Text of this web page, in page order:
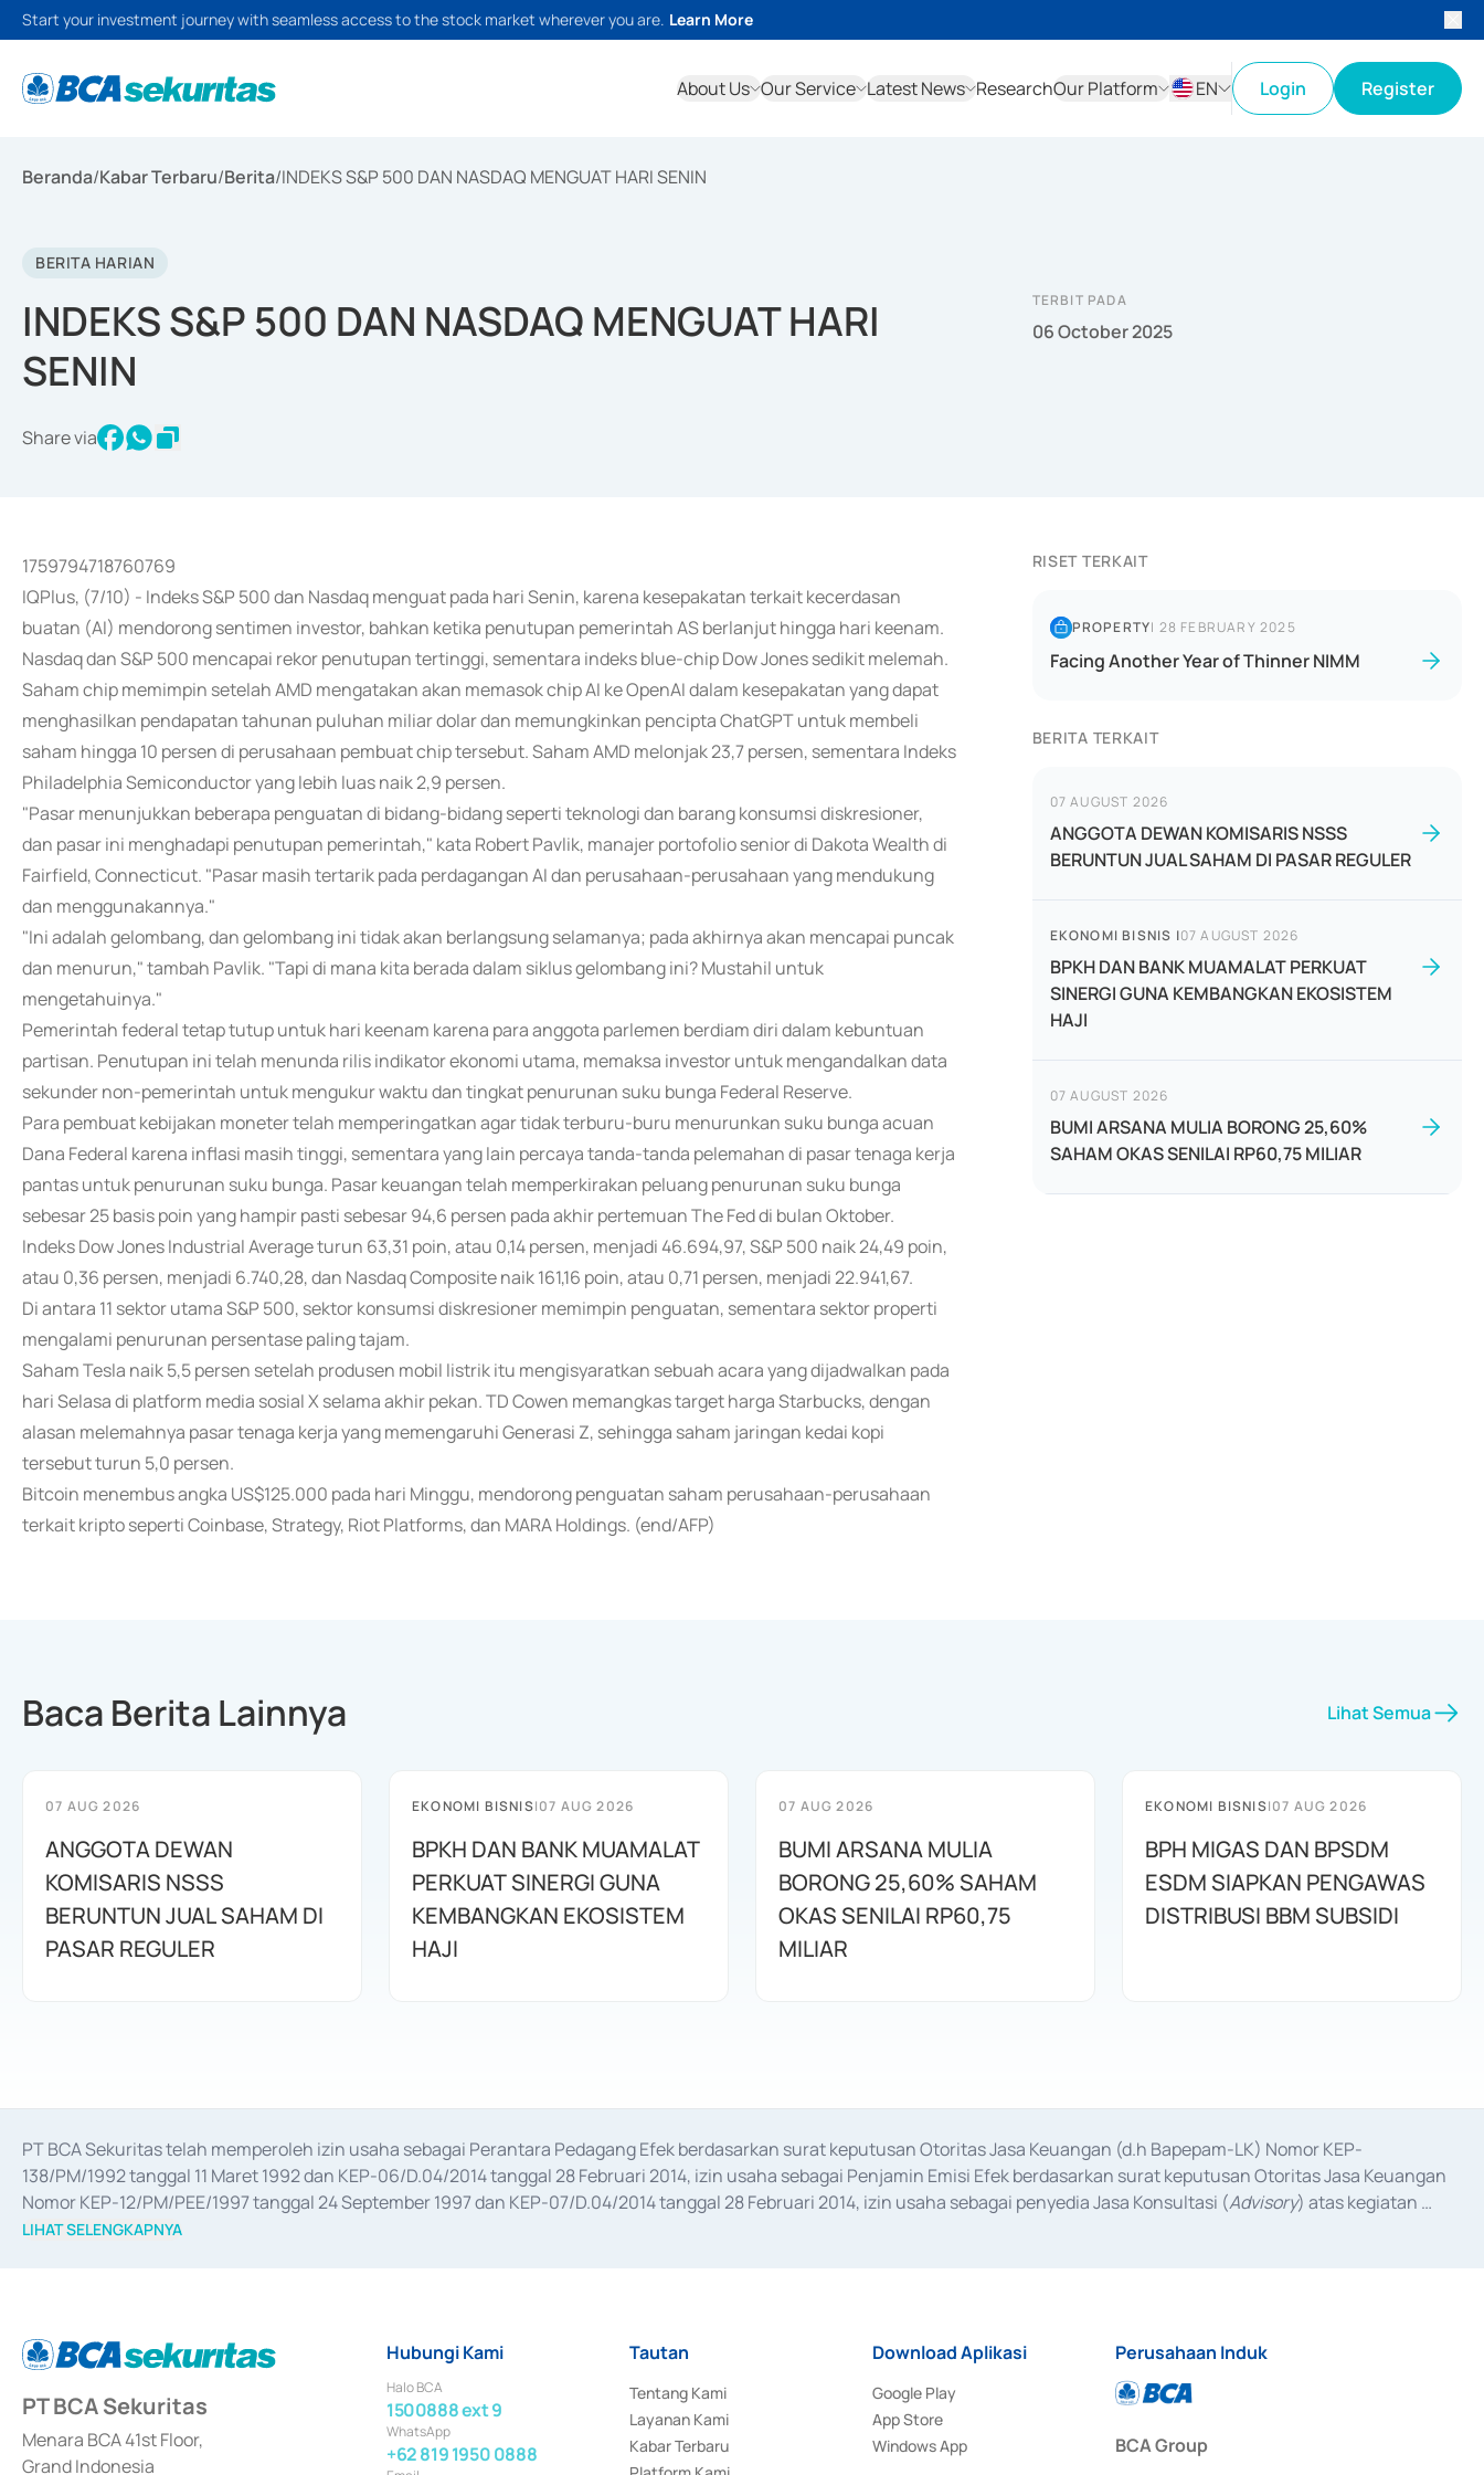
Start your investment journey with seamless access to the stock market wherever you are. Learn More
About Us Our Service Latest News ResearchOur Platform
EN
Login Register
Beranda/Kabar Terbaru/Berita/INDEKS S&P 500 DAN NASDAQ MENGUAT HARI SENIN
BERITA HARIAN
INDEKS S&P 500 DAN NASDAQ MENGUAT HARI
SENIN
Share via
TERBIT PADA
06 October 2025
1759794718760769
IQPlus, (7/10) - Indeks S&P 500 dan Nasdaq menguat pada hari Senin, karena kesepakatan terkait kecerdasan
buatan (AI) mendorong sentimen investor, bahkan ketika penutupan pemerintah AS berlanjut hingga hari keenam.
Nasdaq dan S&P 500 mencapai rekor penutupan tertinggi, sementara indeks blue-chip Dow Jones sedikit melemah.
Saham chip memimpin setelah AMD mengatakan akan memasok chip AI ke OpenAI dalam kesepakatan yang dapat
menghasilkan pendapatan tahunan puluhan miliar dolar dan memungkinkan pencipta ChatGPT untuk membeli
saham hingga 10 persen di perusahaan pembuat chip tersebut. Saham AMD melonjak 23,7 persen, sementara Indeks
Philadelphia Semiconductor yang lebih luas naik 2,9 persen.
"Pasar menunjukkan beberapa penguatan di bidang-bidang seperti teknologi dan barang konsumsi diskresioner,
dan pasar ini menghadapi penutupan pemerintah," kata Robert Pavlik, manajer portofolio senior di Dakota Wealth di
Fairfield, Connecticut. "Pasar masih tertarik pada perdagangan AI dan perusahaan-perusahaan yang mendukung
dan menggunakannya."
"Ini adalah gelombang, dan gelombang ini tidak akan berlangsung selamanya; pada akhirnya akan mencapai puncak
dan menurun," tambah Pavlik. "Tapi di mana kita berada dalam siklus gelombang ini? Mustahil untuk
mengetahuinya."
Pemerintah federal tetap tutup untuk hari keenam karena para anggota parlemen berdiam diri dalam kebuntuan
partisan. Penutupan ini telah menunda rilis indikator ekonomi utama, memaksa investor untuk mengandalkan data
sekunder non-pemerintah untuk mengukur waktu dan tingkat penurunan suku bunga Federal Reserve.
Para pembuat kebijakan moneter telah memperingatkan agar tidak terburu-buru menurunkan suku bunga acuan
Dana Federal karena inflasi masih tinggi, sementara yang lain percaya tanda-tanda pelemahan di pasar tenaga kerja
pantas untuk penurunan suku bunga. Pasar keuangan telah memperkirakan peluang penurunan suku bunga
sebesar 25 basis poin yang hampir pasti sebesar 94,6 persen pada akhir pertemuan The Fed di bulan Oktober.
Indeks Dow Jones Industrial Average turun 63,31 poin, atau 0,14 persen, menjadi 46.694,97, S&P 500 naik 24,49 poin,
atau 0,36 persen, menjadi 6.740,28, dan Nasdaq Composite naik 161,16 poin, atau 0,71 persen, menjadi 22.941,67.
Di antara 11 sektor utama S&P 500, sektor konsumsi diskresioner memimpin penguatan, sementara sektor properti
mengalami penurunan persentase paling tajam.
Saham Tesla naik 5,5 persen setelah produsen mobil listrik itu mengisyaratkan sebuah acara yang dijadwalkan pada
hari Selasa di platform media sosial X selama akhir pekan. TD Cowen memangkas target harga Starbucks, dengan
alasan melemahnya pasar tenaga kerja yang memengaruhi Generasi Z, sehingga saham jaringan kedai kopi
tersebut turun 5,0 persen.
Bitcoin menembus angka US$125.000 pada hari Minggu, mendorong penguatan saham perusahaan-perusahaan
terkait kripto seperti Coinbase, Strategy, Riot Platforms, dan MARA Holdings. (end/AFP)
RISET TERKAIT
PROPERTY| 28 FEBRUARY 2025
Facing Another Year of Thinner NIMM
BERITA TERKAIT
07 AUGUST 2026
ANGGOTA DEWAN KOMISARIS NSSS
BERUNTUN JUAL SAHAM DI PASAR REGULER
EKONOMI BISNIS |07 AUGUST 2026
BPKH DAN BANK MUAMALAT PERKUAT
SINERGI GUNA KEMBANGKAN EKOSISTEM
HAJI
07 AUGUST 2026
BUMI ARSANA MULIA BORONG 25,60%
SAHAM OKAS SENILAI RP60,75 MILIAR
Baca Berita Lainnya Lihat Semua
07 AUG 2026
ANGGOTA DEWAN
KOMISARIS NSSS
BERUNTUN JUAL SAHAM DI
PASAR REGULER
EKONOMI BISNIS|07 AUG 2026
BPKH DAN BANK MUAMALAT
PERKUAT SINERGI GUNA
KEMBANGKAN EKOSISTEM
HAJI
07 AUG 2026
BUMI ARSANA MULIA
BORONG 25,60% SAHAM
OKAS SENILAI RP60,75
MILIAR
EKONOMI BISNIS|07 AUG 2026
BPH MIGAS DAN BPSDM
ESDM SIAPKAN PENGAWAS
DISTRIBUSI BBM SUBSIDI
PT BCA Sekuritas telah memperoleh izin usaha sebagai Perantara Pedagang Efek berdasarkan surat keputusan Otoritas Jasa Keuangan (d.h Bapepam-LK) Nomor KEP-
138/PM/1992 tanggal 11 Maret 1992 dan KEP-06/D.04/2014 tanggal 28 Februari 2014, izin usaha sebagai Penjamin Emisi Efek berdasarkan surat keputusan Otoritas Jasa Keuangan
Nomor KEP-12/PM/PEE/1997 tanggal 24 September 1997 dan KEP-07/D.04/2014 tanggal 28 Februari 2014, izin usaha sebagai penyedia Jasa Konsultasi (Advisory) atas kegiatan
merger, akuisisi, divestasi, dan
LIHAT SELENGKAPNYA
PT BCA Sekuritas
Menara BCA 41st Floor,
Grand Indonesia
Hubungi Kami
Halo BCA
1500888 ext 9
WhatsApp
+62 819 1950 0888
Tautan
Tentang Kami
Layanan Kami
Kabar Terbaru
Download Aplikasi
Google Play
App Store
Windows App
Perusahaan Induk
BCA Group